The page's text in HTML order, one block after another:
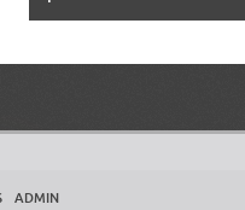
ADMIN